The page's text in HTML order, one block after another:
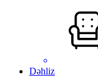
Dəhliz